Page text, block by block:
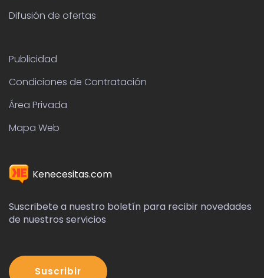
Difusión de ofertas
Publicidad
Condiciones de Contratación
Área Privada
Mapa Web
Kenecesitas.com
Suscribete a nuestro boletín para recibir novedades
de nuestros servicios
Suscribir